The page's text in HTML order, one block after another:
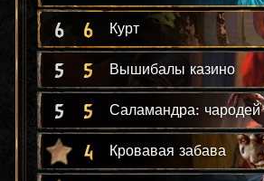
6 6 Курт
5 5 Вышибалы казино
5 5 Саламандра: чародей
4 Кровавая забава